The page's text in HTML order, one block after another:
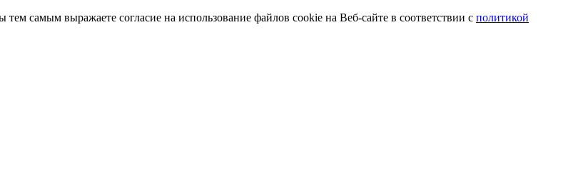
самым выражаете согласие на использование файлов cookie на Веб-сайте в соответствии с политикой